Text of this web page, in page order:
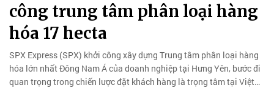
công trung tâm phân loại hàng
hóa 17 hecta
SPX Express (SPX) khởi công xây dựng Trung tâm phân loại hàng
hóa lớn nhất Đông Nam Á của doanh nghiệp tại Hưng Yên, bước đi
quan trọng trong chiến lược đặt khách hàng là trọng tâm tại Việt